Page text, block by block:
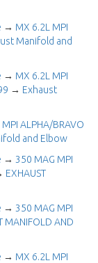
→ MX 6.2L MPI
Manifold and
→ MX 6.2L MPI
→ Exhaust
ALPHA/BRAVO
and Elbow
→ 350 MAG MPI
EXHAUST
→ 350 MAG MPI
MANIFOLD AND
→ MX 6.2L MPI